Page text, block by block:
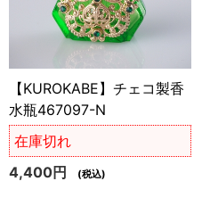
【KUROKABE】チェコ製香
水瓶467097-N
在庫切れ
4,400円
(税込)